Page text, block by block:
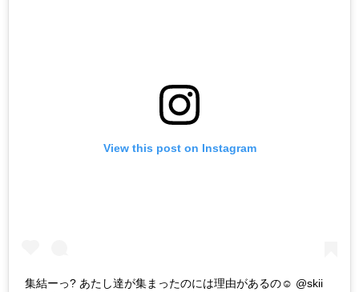
View this post on Instagram
集結ーっ? あたし達が集まったのには理由があるの☺️ @skii